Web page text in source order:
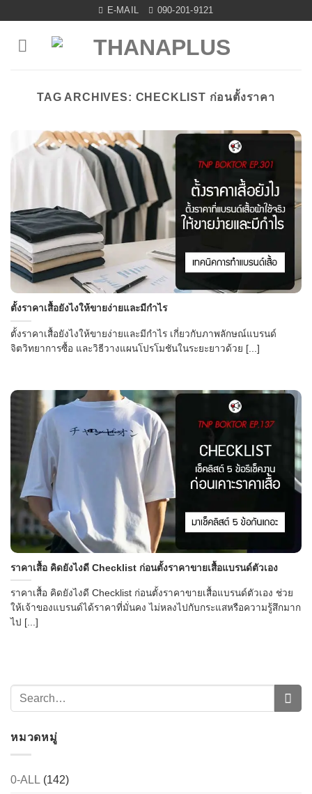
content
E-MAIL 090-201-9121
TAG ARCHIVES: CHECKLIST ก่อนตั้งราคา
ตั้งราคาเสื้อยังไงให้ขายง่ายและมีกำไร
ตั้งราคาเสื้อยังไงให้ขายง่ายและมีกำไร เกี่ยวกับภาพลักษณ์แบรนด์
จิตวิทยาการซื้อ และวิธีวางแผนโปรโมชันในระยะยาวด้วย [...]
ราคาเสื้อ คิดยังไงดี Checklist ก่อนตั้งราคาขายเสื้อแบรนด์ตัวเอง
ราคาเสื้อ คิดยังไงดี Checklist ก่อนตั้งราคาขายเสื้อแบรนด์ตัวเอง ช่วย
ให้เจ้าของแบรนด์ได้ราคาที่มั่นคง ไม่หลงไปกับกระแสหรือความรู้สึกมาก
ไป [...]
หมวดหมู่
0-ALL (142)